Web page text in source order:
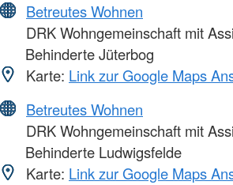
Betreutes Wohnen
DRK Wohngemeinschaft mit
Behinderte Jüterbog
Karte: Link zur Google Maps
Betreutes Wohnen
DRK Wohngemeinschaft mit
Behinderte Ludwigsfelde
Karte: Link zur Google Maps